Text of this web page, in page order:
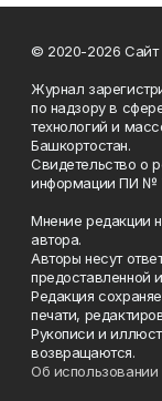
© 2020-2026 Сайт
Журнал
по надзору в
технологий и
Башкортостан.
Свидетельство о
информации ПИ №
Мнение редакции
автора.
Авторы несут
предоставленной
Редакция
печати,
Рукописи и
возвращаются.
Об использовании